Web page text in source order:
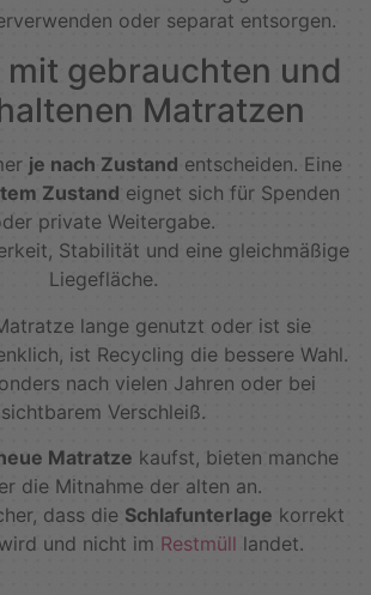
oder separat entsorgen.
mit gebrauchten und
Matratzen
je nach Zustand entscheiden. Eine
Zustand eignet sich für Spenden
private Weitergabe.
Stabilität und eine gleichmäßige
Liegefläche.
lange genutzt oder ist sie
ist Recycling die bessere Wahl.
nach vielen Jahren oder bei
sichtbarem Verschleiß.
Matratze kaufst, bieten manche
die Mitnahme der alten an.
dass die Schlafunterlage korrekt
und nicht im Restmüll landet.